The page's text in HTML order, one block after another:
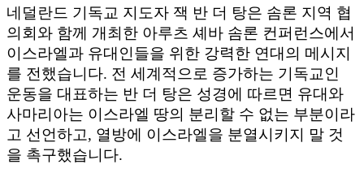
네덜란드 기독교 지도자 잭 반 더 탕은 솜론 지역 협
의회와 함께 개최한 아루츠 셰바 솜론 컨퍼런스에서
이스라엘과 유대인들을 위한 강력한 연대의 메시지
를 전했습니다. 전 세계적으로 증가하는 기독교인
운동을 대표하는 반 더 탕은 성경에 따르면 유대와
사마리아는 이스라엘 땅의 분리할 수 없는 부분이라
고 선언하고, 열방에 이스라엘을 분열시키지 말 것
을 촉구했습니다.